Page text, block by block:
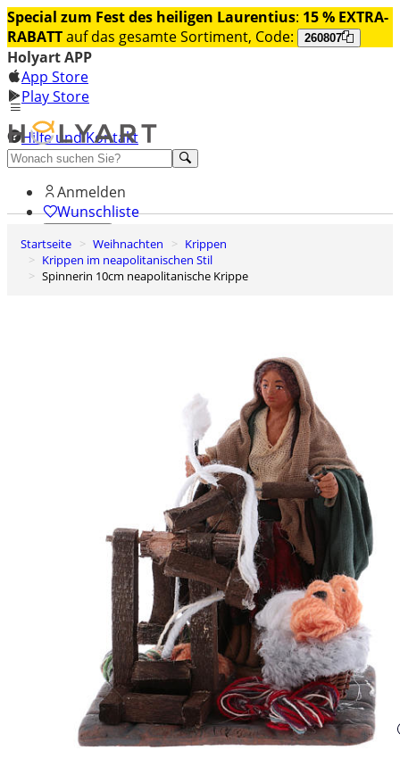
Special zum Fest des heiligen Laurentius: 15 % EXTRA-
RABATTauf das gesamte Sortiment, Code: 260807
Holyart APP
App Store
Play Store
Hilfe und Kontakt
Entdecken Sie Premium
Anmelden
Wunschliste
0
Warenkorb
Startseite Weihnachten
Krippen
Krippen im neapolitanischen Stil
Spinnerin 10cm neapolitanische Krippe